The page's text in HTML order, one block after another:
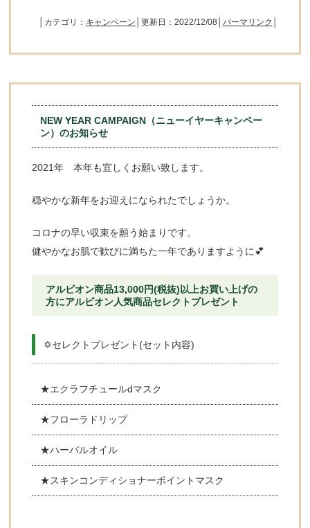
│カテゴリ： キャンペーン │更新日：2022/12/08│ パーマリンク
NEW YEAR CAMPAIGN（ニューイヤーキャンペー
ン）のお知らせ
2021年 本年も宜しくお願い致します。
穏やかな新年をお迎えになられたでしょうか。
コロナの早い収束を願う始まりです。
健やかなお肌で歓びに満ちた一年でありますように💕
アルビオン商品13,000円(税抜)以上お買い上げの
方にアルビオン人気商品セレクトプレゼント
✡️セレクトプレゼント(セット内容)
★エクラフチュールdマスク
★フローラドリップ
★ハーバルオイル
★スキンコンディショナーポイントマスク